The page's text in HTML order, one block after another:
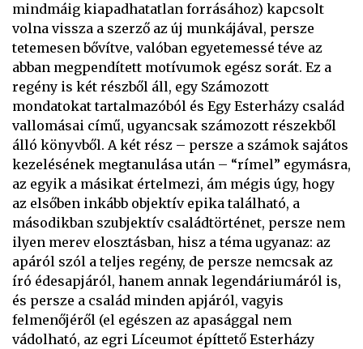
mindmáig kiapadhatatlan forrásához) kapcsolt
volna vissza a szerző az új munkájával, persze
tetemesen bővítve, valóban egyetemessé téve az
abban megpendített motívumok egész sorát. Ez a
regény is két részből áll, egy Számozott
mondatokat tartalmazóból és Egy Esterházy család
vallomásai című, ugyancsak számozott részekből
álló könyvből. A két rész – persze a számok sajátos
kezelésének megtanulása után – “rímel” egymásra,
az egyik a másikat értelmezi, ám mégis úgy, hogy
az elsőben inkább objektív epika található, a
másodikban szubjektív családtörténet, persze nem
ilyen merev elosztásban, hisz a téma ugyanaz: az
apáról szól a teljes regény, de persze nemcsak az
író édesapjáról, hanem annak legendáriumáról is,
és persze a család minden apjáról, vagyis
felmenőjéről (el egészen az apasággal nem
vádolható, az egri Líceumot építtető Esterházy